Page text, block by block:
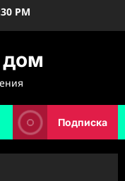
PM
Подписка